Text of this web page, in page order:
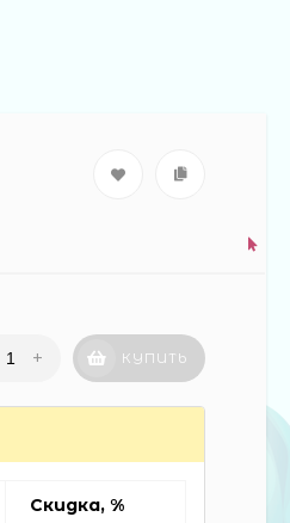
+ КУПИТЬ
Скидка, %